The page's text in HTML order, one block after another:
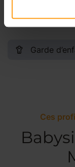
Services
Garde
Ces